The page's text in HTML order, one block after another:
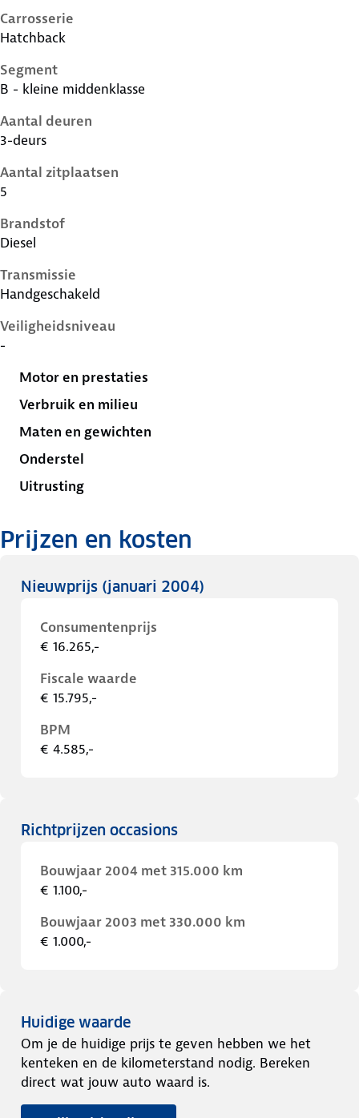
Carrosserie
Hatchback
Segment
B - kleine middenklasse
Aantal deuren
3-deurs
Aantal zitplaatsen
5
Brandstof
Diesel
Transmissie
Handgeschakeld
Veiligheidsniveau
-
Motor en prestaties
Verbruik en milieu
Maten en gewichten
Onderstel
Uitrusting
Prijzen en kosten
Nieuwprijs (januari 2004)
Consumentenprijs
€ 16.265,-
Fiscale waarde
€ 15.795,-
BPM
€ 4.585,-
Richtprijzen occasions
Bouwjaar 2004 met 315.000 km
€ 1.100,-
Bouwjaar 2003 met 330.000 km
€ 1.000,-
Huidige waarde
Om je de huidige prijs te geven hebben we het
kenteken en de kilometerstand nodig. Bereken
direct wat jouw auto waard is.